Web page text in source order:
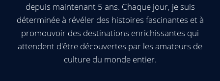
depuis maintenant 5 ans. Chaque jour, je suis
déterminée à révéler des histoires fascinantes et à
promouvoir des destinations enrichissantes qui
attendent d'être découvertes par les amateurs de
culture du monde entier.